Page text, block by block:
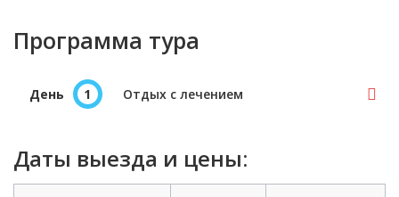
Программа тура
День 1 Отдых с лечением
Даты выезда и цены: